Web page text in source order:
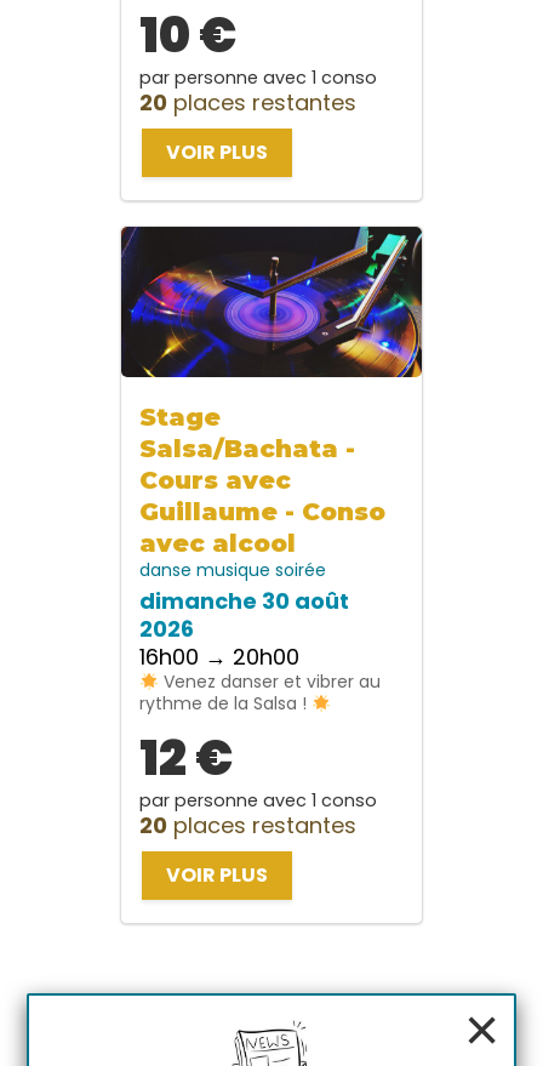
10 €
par personne avec 1 conso
20 places restantes
VOIR PLUS
Stage
Salsa/Bachata -
Cours avec
Guillaume - Conso
avec alcool
danse musique soirée
dimanche 30 août
2026
16h00 → 20h00
Venez danser et vibrer au
rythme de la Salsa !
12 €
par personne avec 1 conso
20 places restantes
VOIR PLUS
×